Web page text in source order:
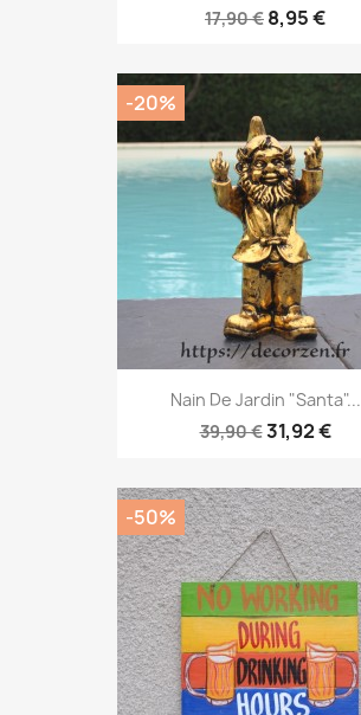
17,90 € 8,95 €
Nain De Jardin "Santa"...
39,90 €31,92 €
-20%
-50%